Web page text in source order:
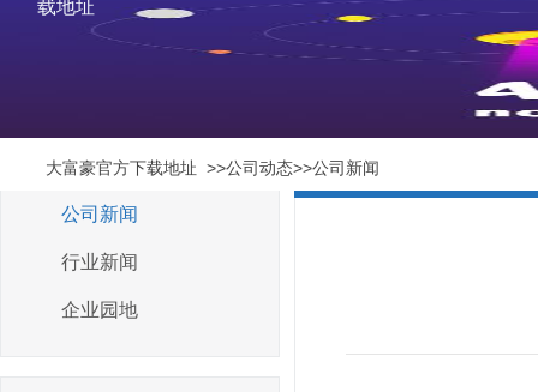
载地址
大富豪官方下载地址 >>公司动态>>公司新闻
公司新闻
行业新闻
企业园地